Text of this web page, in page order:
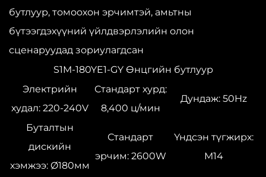
бутлуур, томоохон эрчимтэй, амьтны
бүтээгдэхүүний үйлдвэрлэлийн олон
сценаруудад зориулагдсан
S1M-180YE1-GY Өнцгийн бутлуур
Электрийн
худал: 220-240V
Стандарт хурд:
8,400 ц/мин
Дундаж: 50Hz
Буталтын
дискийн
хэмжээ: Ø180мм
Стандарт
эрчим: 2600W
Үндсэн түгжирх:
M14